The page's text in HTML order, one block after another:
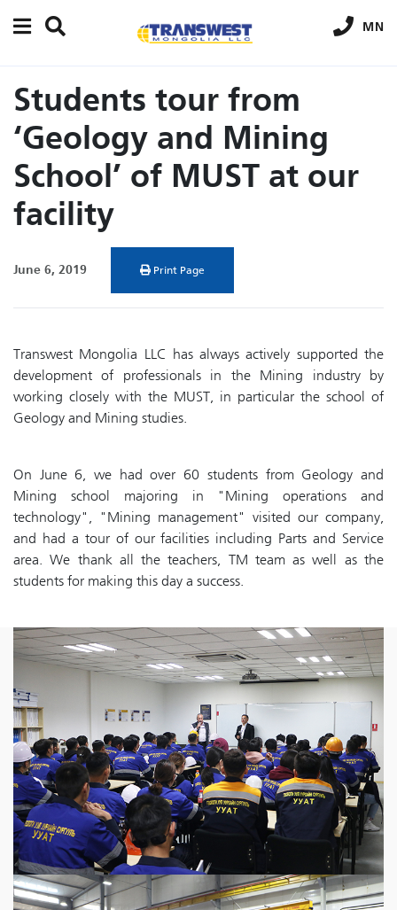
MN
Students tour from
‘Geology and Mining
School’ of MUST at our
facility
June 6, 2019 Print Page
Transwest Mongolia LLC has always actively supported the
development of professionals in the Mining industry by
working closely with the MUST, in particular the school of
Geology and Mining studies.
On June 6, we had over 60 students from Geology and
Mining school majoring in "Mining operations and
technology", "Mining management" visited our company,
and had a tour of our facilities including Parts and Service
area. We thank all the teachers, TM team as well as the
students for making this day a success.